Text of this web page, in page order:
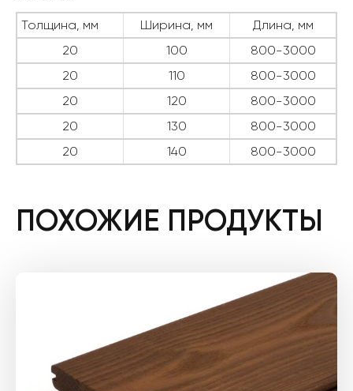
Толщина, мм Ширина, мм
Длина, мм
20
100
800-3000
20
110
800-3000
20
120
800-3000
20
130
800-3000
20
140 800-3000
ПОХОЖИЕ ПРОДУКТЫ